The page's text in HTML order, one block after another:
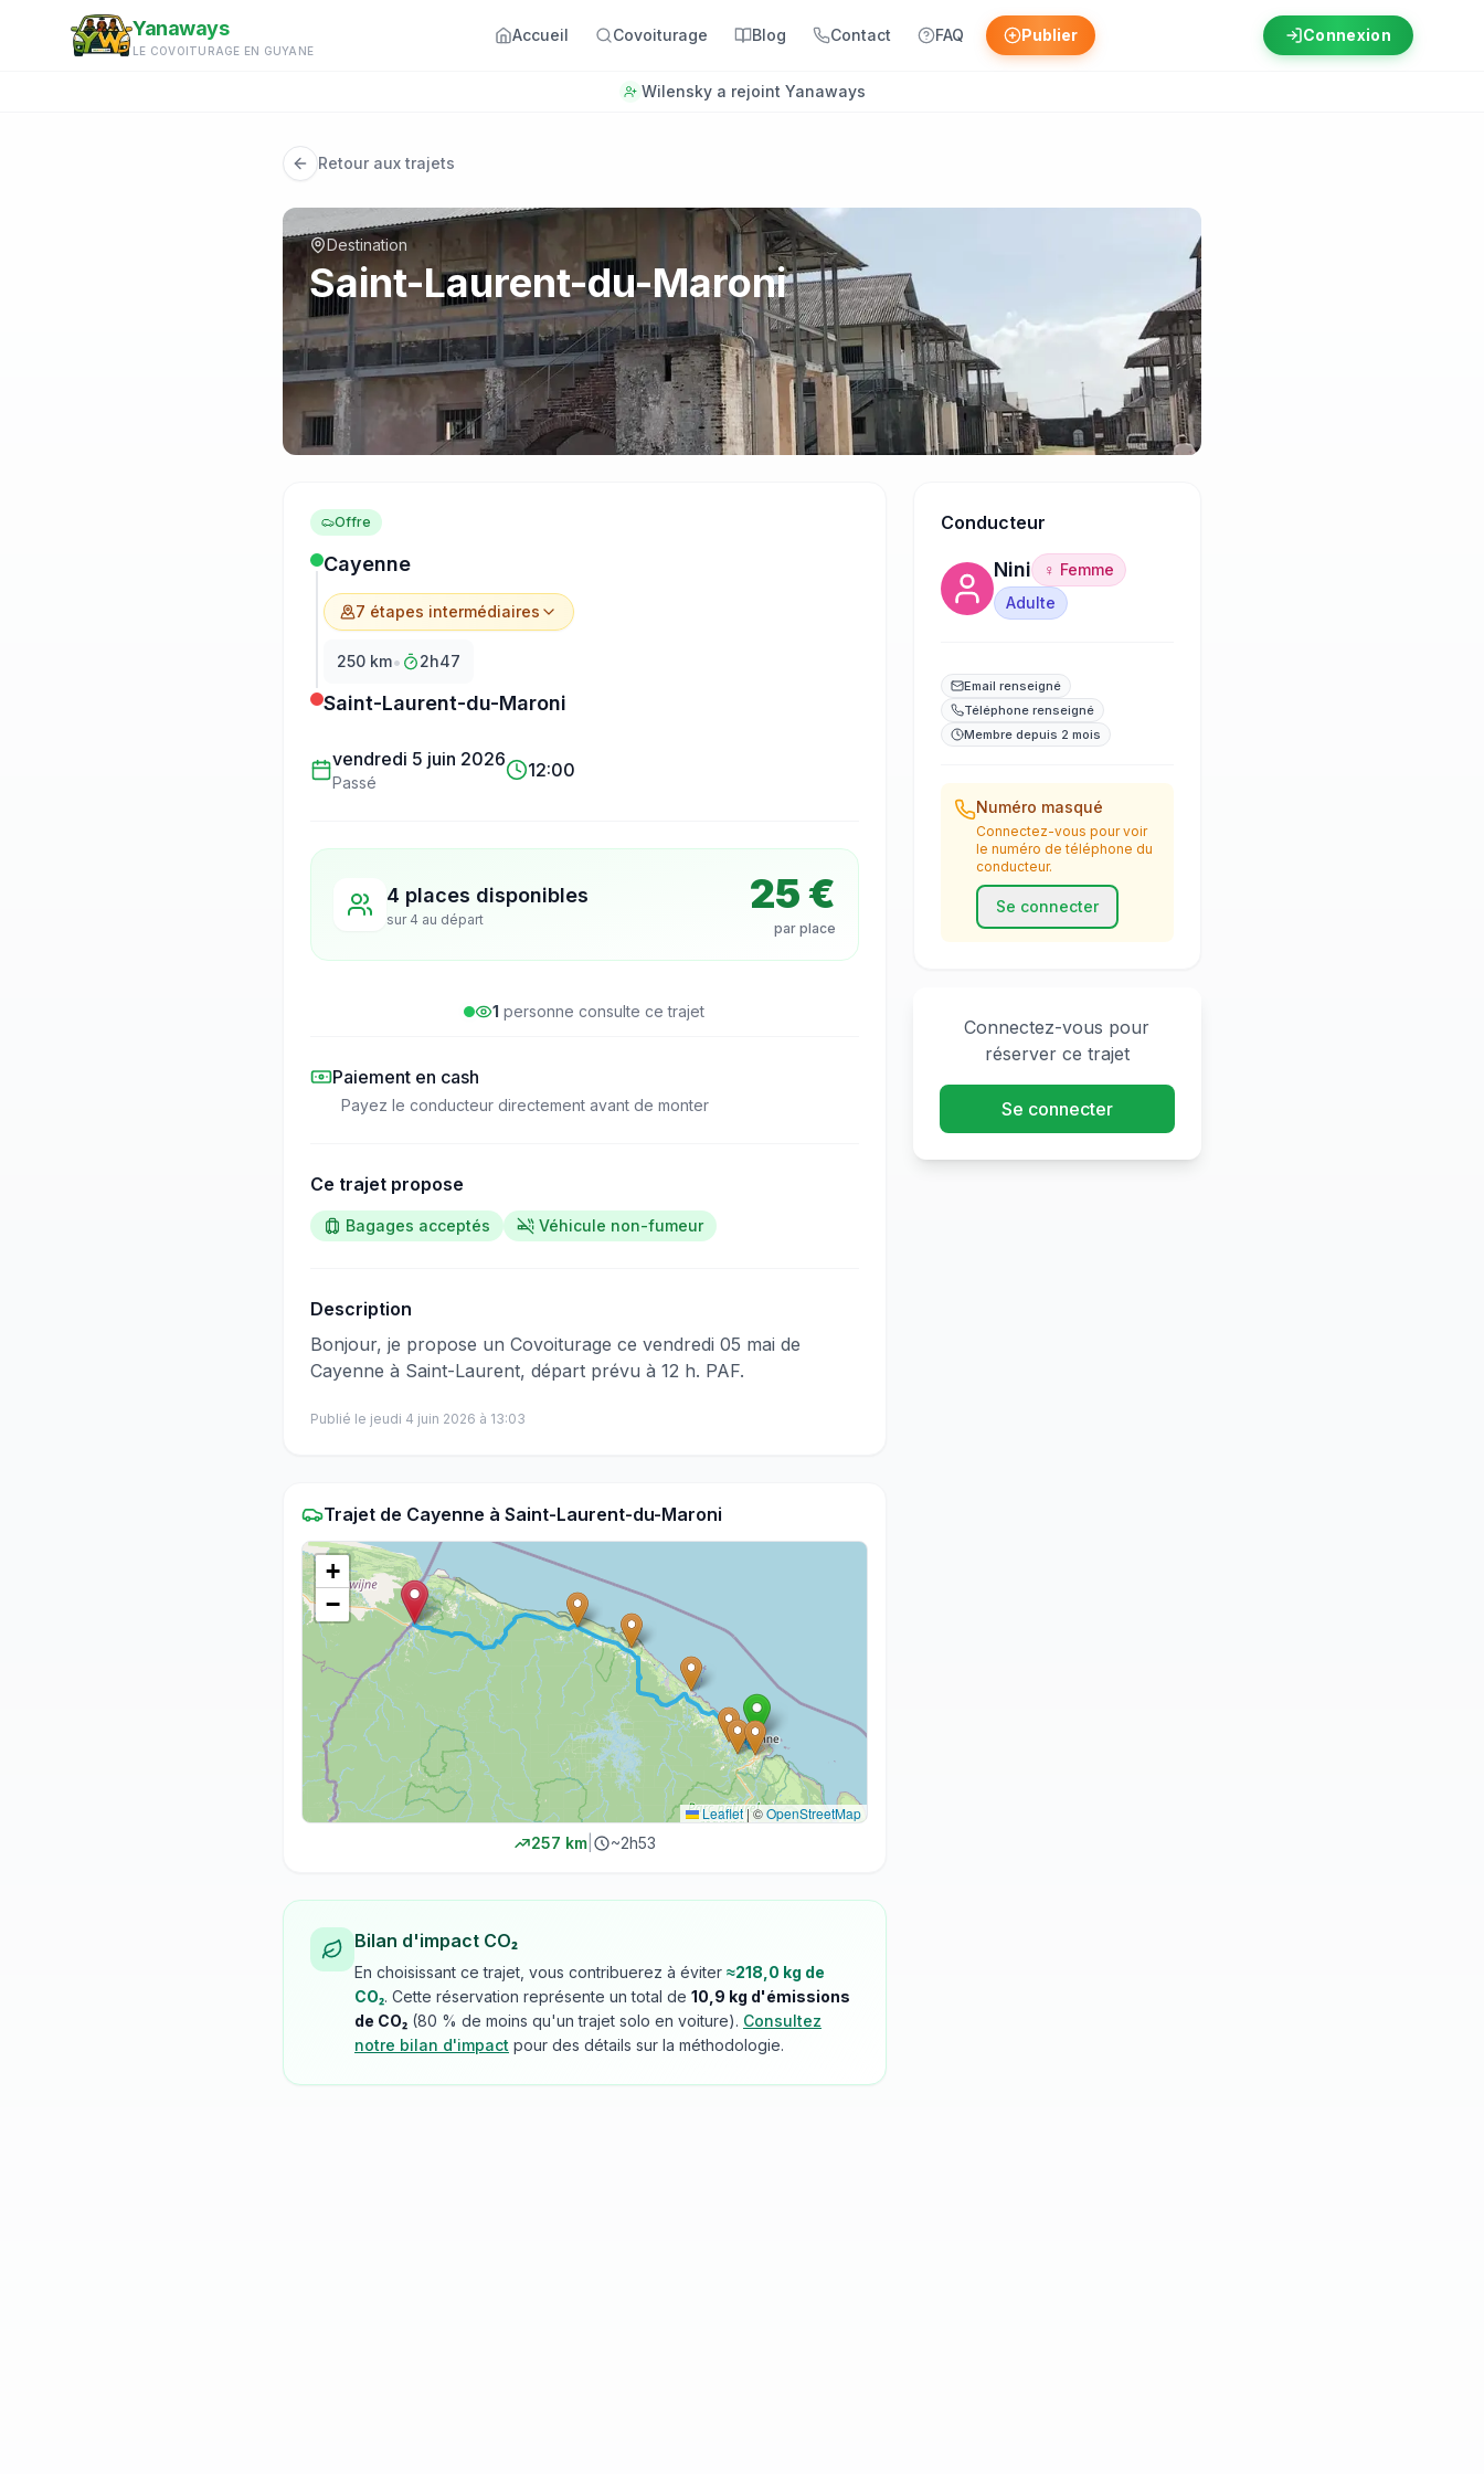
Aller au contenu principal
Yanaways
LE COVOITURAGE EN GUYANE
Accueil Covoiturage Blog Contact FAQ Publier Connexion
Wilensky a rejoint Yanaways
Retour aux trajets
Destination
Saint-Laurent-du-Maroni
Offre
Cayenne
7 étapes intermédiaires
250 km• 2h47
Saint-Laurent-du-Maroni
vendredi 5 juin 2026
Passé
12:00
4 places disponibles
sur 4 au départ
25 €
par place
1 personne consulte ce trajet
Paiement en cash
Payez le conducteur directement avant de monter
Ce trajet propose
Bagages acceptés Véhicule non-fumeur
Description
​‌​‍​‌‌​​​‌‌​‌‌​‌‌​‌​‌‌‌​​​​​‌‌‌‌​‌​​‌‌​‌‌‌‌​‌‌‌​​​​​‌‌​‌‌​​​​‌‌​​‌​​​‌‌​​‌​​​‌‌​​​​​​‌‌​​​​​​‌‌​​​‌​​‌‌‌​​‌​‌‌​‌​‌‌​‌‌‌‌​​‌​​‌‌​​​​​​‌‌​‌​​​‌‌​​‌‌​​‌‌​​​‌‌​‌‌‌​​​​​‌‌​‌​​‌​‌‌‌‌​​‌​‌‌​‌​​‌​‌‌​‌‌‌‌​‌‌​​‌​‌‍Bonjour, je propose un Covoiturage ce vendredi 05 mai de
Cayenne à Saint-Laurent, départ prévu à 12 h. PAF.
Publié le jeudi 4 juin 2026 à 13:03
Trajet de Cayenne à Saint-Laurent-du-Maroni
+
−
Leaflet|©OpenStreetMap
257 km| ~2h53
Bilan d'impact CO₂
En choisissant ce trajet, vous contribuerez à éviter ≈218,0 kg de
CO₂. Cette réservation représente un total de 10,9 kg d'émissions
de CO₂ (80 % de moins qu'un trajet solo en voiture). Consultez
notre bilan d'impact pour des détails sur la méthodologie.
Conducteur
Nini
♀ Femme
Adulte
Email renseigné
Téléphone renseigné
Membre depuis 2 mois
Numéro masqué
Connectez-vous pour voir
le numéro de téléphone du
conducteur.
Se connecter
Connectez-vous pour
réserver ce trajet
Se connecter